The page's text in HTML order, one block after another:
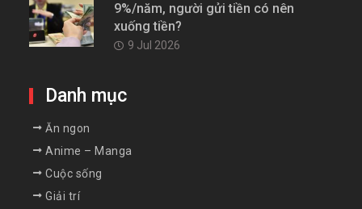
9%/năm, người gửi tiền có nên
xuống tiền?
9 Jul 2026
Danh mục
Ăn ngon
Anime – Manga
Cuộc sống
Giải trí